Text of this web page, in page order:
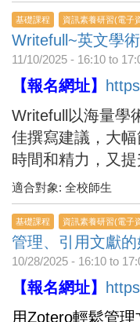
基礎課程 資訊素養研習(電子
Writefull~英文學
11/10/2025 - 16:10 to
【報名網址】
Writefull以海量學
佳撰寫建議，大
時間和精力，又提
適合對象: 全校師生
基礎課程 資訊素養研習(電子
管理、引用文獻
10/28/2025 - 16:10 to
【報名網址】
用Zotero輕鬆管